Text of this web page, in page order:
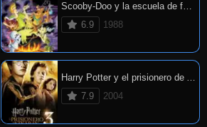
Scooby-Doo y la escuela de fantasmas
6.9
1988
Harry Potter y el prisionero de Azkaban
7.9
2004